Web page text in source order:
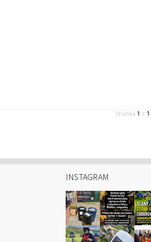
Stránka 1 z 1
INSTAGRAM